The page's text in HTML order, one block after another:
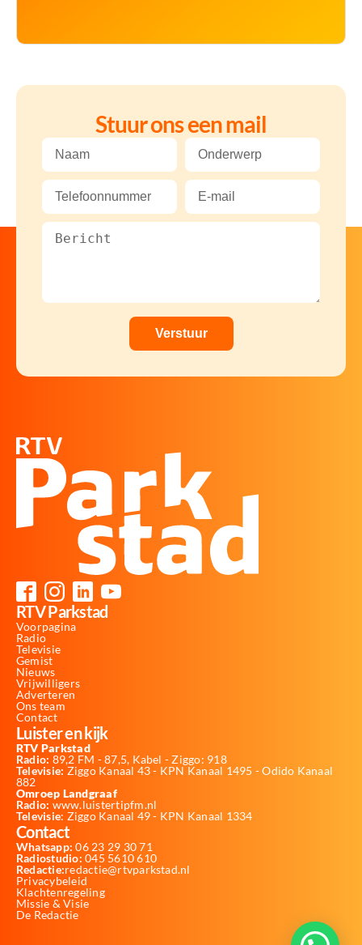
Stuur ons een mail
RTV Parkstad
Voorpagina
Radio
Televisie
Gemist
Nieuws
Vrijwilligers
Adverteren
Ons team
Contact
Luister en kijk
RTV Parkstad
Radio: 89,2 FM - 87,5, Kabel - Ziggo: 918
Televisie: Ziggo Kanaal 43 - KPN Kanaal 1495 - Odido Kanaal
882
Omroep Landgraaf
Radio: www.luistertipfm.nl
Televisie: Ziggo Kanaal 49 - KPN Kanaal 1334
Contact
Whatsapp: 06 23 29 30 71
Radiostudio: 045 5610 610
Redactie:redactie@rtvparkstad.nl
Privacybeleid
Klachtenregeling
Missie & Visie
De Redactie